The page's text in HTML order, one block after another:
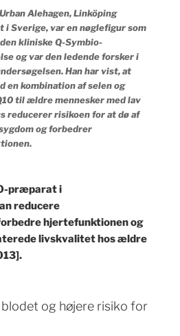
Alehagen, Linköping
i Sverige, var en nøglefigur som
kliniske Q-Symbio-
og var den ledende forsker i
Han har vist, at
en kombination af selen og
til ældre mennesker med lav
reducerer risikoen for at dø af
og forbedrer
præparat i
reducere
hjertefunktionen og
livskvalitet hos ældre
og højere risiko for